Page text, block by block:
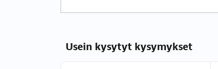
Usein kysytyt kysymykset